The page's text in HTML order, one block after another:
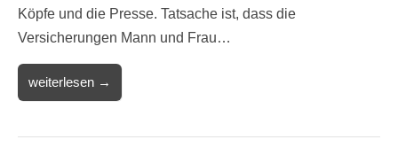
Köpfe und die Presse. Tatsache ist, dass die
Versicherungen Mann und Frau…
weiterlesen →